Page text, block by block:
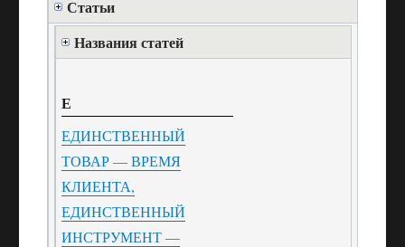
Статьи
Названия статей
Е
ЕДИНСТВЕННЫЙ
ТОВАР — ВРЕМЯ
КЛИЕНТА,
ЕДИНСТВЕННЫЙ
ИНСТРУМЕНТ —